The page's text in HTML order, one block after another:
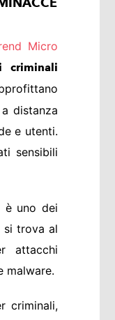
Micro
criminali
distanza
e utenti.
sensibili
è uno dei
si trova al
attacchi
malware.
criminali,